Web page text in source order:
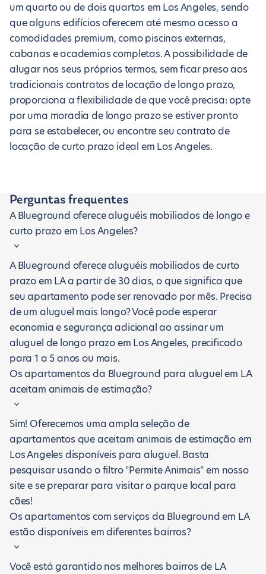
um quarto ou de dois quartos em Los Angeles, sendo
que alguns edifícios oferecem até mesmo acesso a
comodidades premium, como piscinas externas,
cabanas e academias completas. A possibilidade de
alugar nos seus próprios termos, sem ficar preso aos
tradicionais contratos de locação de longo prazo,
proporciona a flexibilidade de que você precisa: opte
por uma moradia de longo prazo se estiver pronto
para se estabelecer, ou encontre seu contrato de
locação de curto prazo ideal em Los Angeles.
Perguntas frequentes
A Blueground oferece aluguéis mobiliados de longo e
curto prazo em Los Angeles?
A Blueground oferece aluguéis mobiliados de curto
prazo em LA a partir de 30 dias, o que significa que
seu apartamento pode ser renovado por mês. Precisa
de um aluguel mais longo? Você pode esperar
economia e segurança adicional ao assinar um
aluguel de longo prazo em Los Angeles, precificado
para 1 a 5 anos ou mais.
Os apartamentos da Blueground para aluguel em LA
aceitam animais de estimação?
Sim! Oferecemos uma ampla seleção de
apartamentos que aceitam animais de estimação em
Los Angeles disponíveis para aluguel. Basta
pesquisar usando o filtro "Permite Animais" em nosso
site e se preparar para visitar o parque local para
cães!
Os apartamentos com serviços da Blueground em LA
estão disponíveis em diferentes bairros?
Você está garantido nos melhores bairros de LA